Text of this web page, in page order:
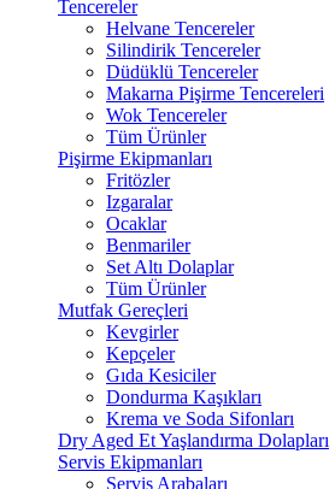
Tencereler
Helvane Tencereler
Silindirik Tencereler
Düdüklü Tencereler
Makarna Pişirme Tencereleri
Wok Tencereler
Tüm Ürünler
Pişirme Ekipmanları
Fritözler
Izgaralar
Ocaklar
Benmariler
Set Altı Dolaplar
Tüm Ürünler
Mutfak Gereçleri
Kevgirler
Kepçeler
Gıda Kesiciler
Dondurma Kaşıkları
Krema ve Soda Sifonları
Dry Aged Et Yaşlandırma Dolapları
Servis Ekipmanları
Servis Arabaları